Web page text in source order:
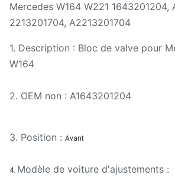
Mercedes W164 W221 1643201204,
2213201704, A2213201704
1. Description : Bloc de valve pour
W164
2. OEM non : A1643201204
3. Position : Avant
4. Modèle de voiture d'ajustements :